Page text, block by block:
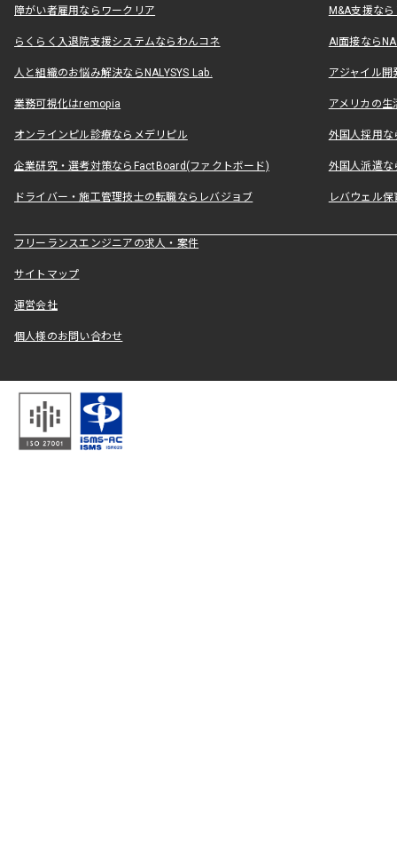
障がい者雇用ならワークリア M&A支援な
らくらく入退院支援システムならわんコネ AI面接なら
人と組織のお悩み解決ならNALYSYS Lab. アジャイル
業務可視化はremopia アメリカの
オンラインピル診療ならメデリピル 外国人採用
企業研究・選考対策ならFactBoard(ファクトボード) 外国人派遣な
ドライバー・施工管理技士の転職ならレバジョブ レバウェル
フリーランスエンジニアの求人・案件
サイトマップ
運営会社
個人様のお問い合わせ